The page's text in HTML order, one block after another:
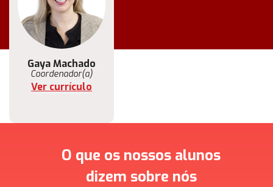
Gaya Machado
Coordenador(a)
Ver currículo
O que os nossos alunos
dizem sobre nós